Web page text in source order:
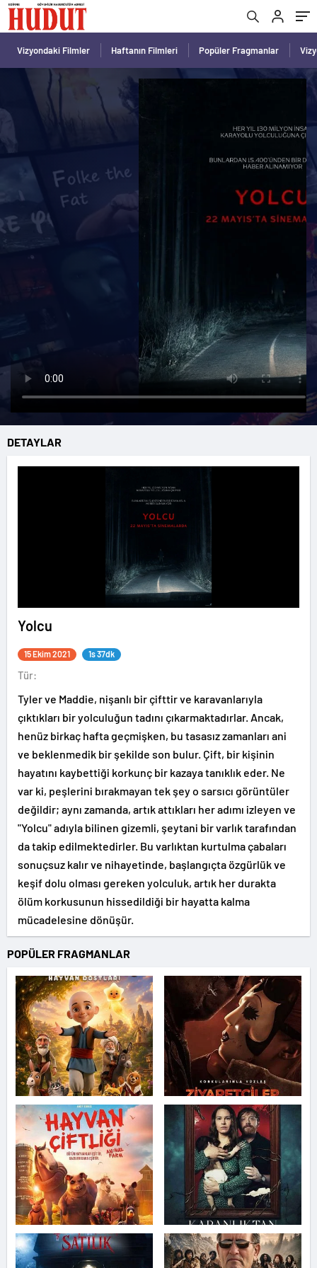
Vizyondaki Filmler Haftanın Filmleri Popüler Fragmanlar
DETAYLAR
Yolcu
15 Ekim 2021 1s 37dk
Tür:
Tyler ve Maddie, nişanlı bir çifttir ve karavanlarıyla
çıktıkları bir yolculuğun tadını çıkarmaktadırlar. Ancak,
henüz birkaç hafta geçmişken, bu tasasız zamanları ani
ve beklenmedik bir şekilde son bulur. Çift, bir kişinin
hayatını kaybettiği korkunç bir kazaya tanıklık eder. Ne
var ki, peşlerini bırakmayan tek şey o sarsıcı görüntüler
değildir; aynı zamanda, artık attıkları her adımı izleyen ve
"Yolcu" adıyla bilinen gizemli, şeytani bir varlık tarafından
da takip edilmektedirler. Bu varlıktan kurtulma çabaları
sonuçsuz kalır ve nihayetinde, başlangıçta özgürlük ve
keşif dolu olması gereken yolculuk, artık her durakta
ölüm korkusunun hissedildiği bir hayatta kalma
mücadelesine dönüşür.
POPÜLER FRAGMANLAR